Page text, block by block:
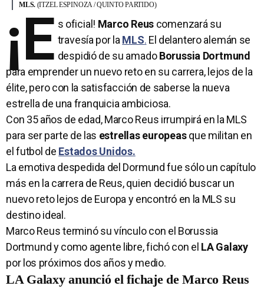
MLS. (ITZEL ESPINOZA / QUINTO PARTIDO)
¡E s oficial! Marco Reus comenzará su
travesía por laMLS. El delantero alemán se
despidió de su amadoBorussia Dortmund
para emprender un nuevo reto en su carrera, lejos de la
élite, pero con la satisfacción de saberse la nueva
estrella de una franquicia ambiciosa.
Con 35 años de edad, Marco Reus irrumpirá en la MLS
para ser parte de las estrellas europeasque militan en
el futbol de Estados Unidos.
La emotiva despedida del Dormund fue sólo un capítulo
más en la carrera de Reus, quien decidió buscar un
nuevo reto lejos de Europa y encontró en la MLS su
destino ideal.
Marco Reus terminó su vínculo con el Borussia
Dortmund y como agente libre, fichó con el LA Galaxy
por los próximos dos años y medio.
LA Galaxy anunció el fichaje de Marco Reus